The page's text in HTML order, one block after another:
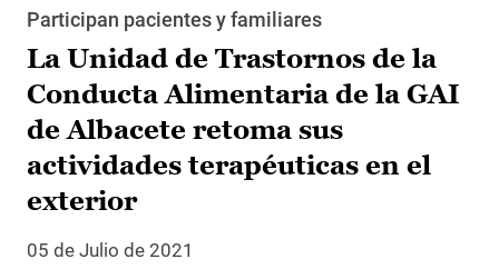
Participan pacientes y familiares
La Unidad de Trastornos de la
Conducta Alimentaria de la GAI
de Albacete retoma sus
actividades terapéuticas en el
exterior
05 de Julio de 2021